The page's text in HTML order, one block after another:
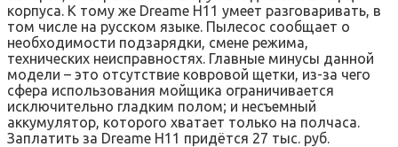
корпуса. К тому же Dreame H11 умеет разговаривать, в
том числе на русском языке. Пылесос сообщает о
необходимости подзарядки, смене режима,
технических неисправностях. Главные минусы данной
модели – это отсутствие ковровой щетки, из-за чего
сфера использования мойщика ограничивается
исключительно гладким полом; и несъемный
аккумулятор, которого хватает только на полчаса.
Заплатить за Dreame H11 придётся 27 тыс. руб.